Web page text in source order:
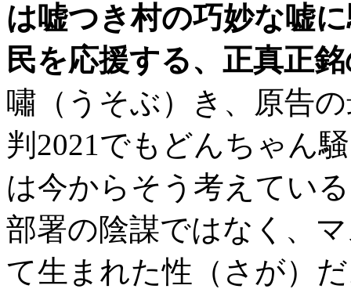
は嘘つき村の巧妙な嘘
民を応援する、正真正
嘯（うそぶ）き、原告
判2021でもどんちゃん
は今からそう考えてい
部署の陰謀ではなく、
て生まれた性（さが）